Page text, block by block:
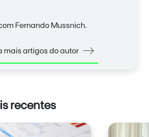
Fernando Mussnich.
mais artigos do autor
recentes